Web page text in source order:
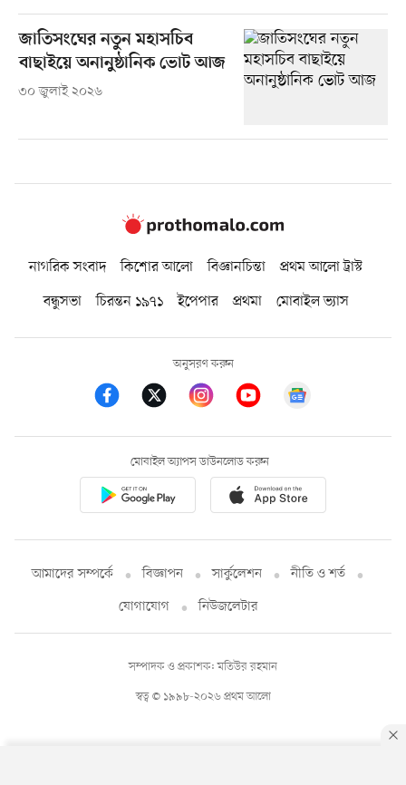
জাতিসংঘের নতুন মহাসচিব
বাছাইয়ে অনানুষ্ঠানিক ভোট আজ
৩০ জুলাই ২০২৬
নাগরিক সংবাদ কিশোর আলো বিজ্ঞানচিন্তা
প্রথম আলো ট্রাস্ট
বন্ধুসভা
চিরন্তন ১৯৭১ ইপেপার প্রথমা মোবাইল ভ্যাস
অনুসরণ করুন
মোবাইল অ্যাপস ডাউনলোড করুন
আমাদের সম্পর্কে বিজ্ঞাপন সার্কুলেশন
নীতি ও শর্ত
যোগাযোগ
নিউজলেটার
স্বত্ব © ১৯৯৮-২০২৬ প্রথম আলো
সম্পাদক ও প্রকাশক: মতিউর রহমান